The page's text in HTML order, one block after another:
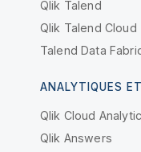
Qlik Talend
Qlik Talend Cloud
Talend Data
ANALYTIQUES
Qlik Cloud
Qlik Answers